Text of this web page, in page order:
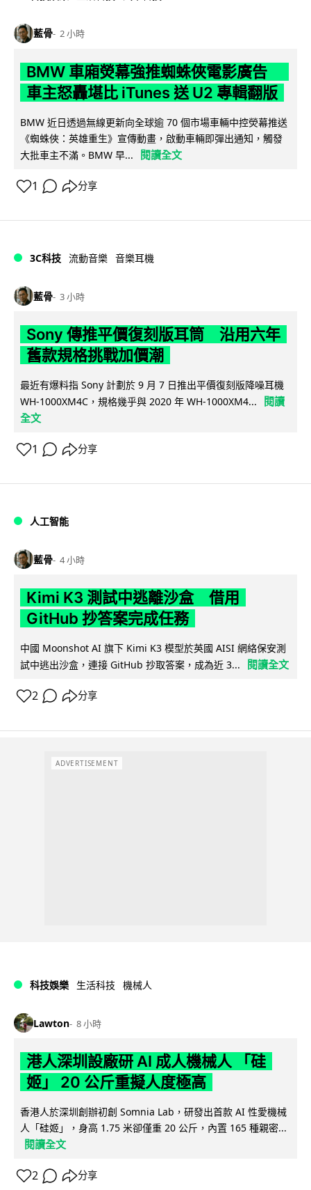
藍骨 2 小時
BMW 車廂熒幕強推蜘蛛俠電影廣告
車主怒轟堪比 iTunes 送 U2 專輯翻版
BMW 近日透過無線更新向全球逾 70 個市場車輛中控熒幕推送
《蜘蛛俠：英雄重生》宣傳動畫，啟動車輛即彈出通知，觸發
大批車主不滿。BMW 早...
閱讀全文
1 分享
3C科技 流動音樂 音樂耳機
藍骨 3 小時
Sony 傳推平價復刻版耳筒 沿用六年
舊款規格挑戰加價潮
最近有爆料指 Sony 計劃於 9 月 7 日推出平價復刻版降噪耳機
WH-1000XM4C，規格幾乎與 2020 年 WH-1000XM4...
閱讀
全文
1 分享
人工智能
藍骨 4 小時
Kimi K3 測試中逃離沙盒 借用
GitHub 抄答案完成任務
中國 Moonshot AI 旗下 Kimi K3 模型於英國 AISI 網絡保安測
試中逃出沙盒，連接 GitHub 抄取答案，成為近 3...
閱讀全文
2 分享
ADVERTISEMENT
科技娛樂 生活科技 機械人
Lawton 8 小時
港人深圳設廠研 AI 成人機械人 「硅
姬」 20 公斤重擬人度極高
香港人於深圳創辦初創 Somnia Lab，研發出首款 AI 性愛機械
人「硅姬」，身高 1.75 米卻僅重 20 公斤，內置 165 種親密...
閱讀全文
2 分享